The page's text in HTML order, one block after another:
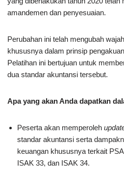
amandemen dan penyesuaian.
Perubahan ini telah mengubah
khususnya dalam prinsip
Pelatihan ini bertujuan untuk
dua standar akuntansi tersebut.
Apa yang akan Anda dapatkan
Peserta akan memperoleh
standar akuntansi serta
keuangan khususnya terkait
ISAK 33, dan ISAK 34.